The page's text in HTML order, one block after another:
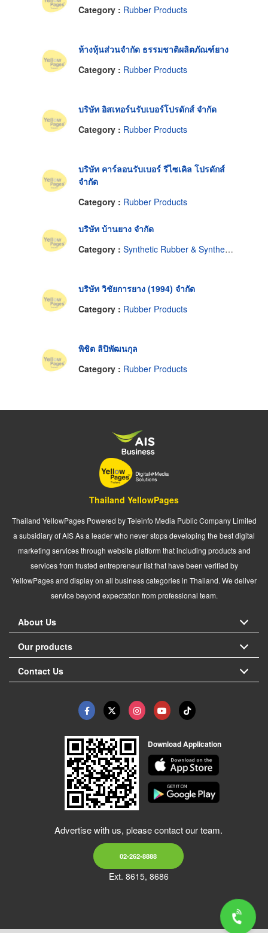
Category : Rubber Products
ห้างหุ้นส่วนจำกัด ธรรมชาติผลิตภัณฑ์ยาง
Category : Rubber Products
บริษัท อิสเทอร์นรับเบอร์โปรดักส์ จำกัด
Category : Rubber Products
บริษัท คาร์ลอนรับเบอร์ รีไซเคิล โปรดักส์
จำกัด
Category : Rubber Products
บริษัท บ้านยาง จำกัด
Category : Synthetic Rubber & Synthetic Rubber Products
บริษัท วิชัยการยาง (1994) จำกัด
Category : Rubber Products
พิชิต ลิปิพัฒนกุล
Category : Rubber Products
Thailand YellowPages
Thailand YellowPages Powered by Teleinfo Media Public Company Limited
a subsidiary of AIS As a leader who never stops developing the best digital
marketing services through website platform that including products and
services from trusted entrepreneur list that have been verified by
YellowPages and display on all business categories in Thailand. We deliver
service beyond expectation from professional team.
About Us
Our products
Contact Us
Download Application
Advertise with us, please contact our team.
02-262-8888
Ext. 8615, 8686